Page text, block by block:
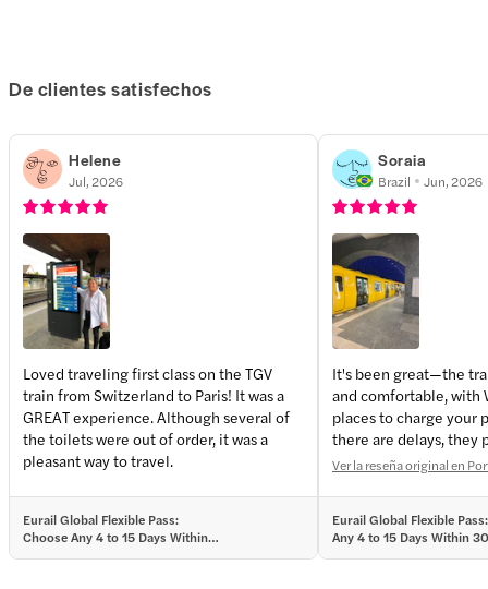
De clientes satisfechos
Helene
Jul, 2026
Loved traveling first class on the TGV
train from Switzerland to Paris! It was a
GREAT experience. Although several of
the toilets were out of order, it was a
pleasant way to travel.
Eurail Global Flexible Pass:
Choose Any 4 to 15 Days Within
Soraia
Brazil Jun, 2026
It's been great—the
and comfortable, with
places to charge your
there are delays, they
So it's a mode of
Ver la reseña original en
Eurail Global Flexible
Any 4 to 15 Days Within